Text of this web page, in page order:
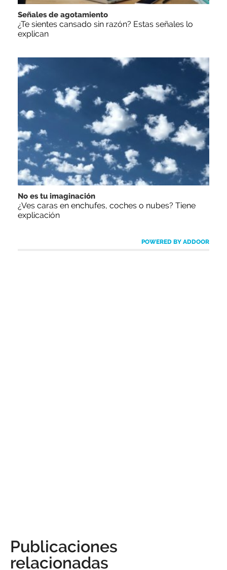
Señales de agotamiento
¿Te sientes cansado sin razón? Estas señales lo
explican
No es tu imaginación
¿Ves caras en enchufes, coches o nubes? Tiene
explicación
POWERED BY ADDOOR
Publicaciones
relacionadas